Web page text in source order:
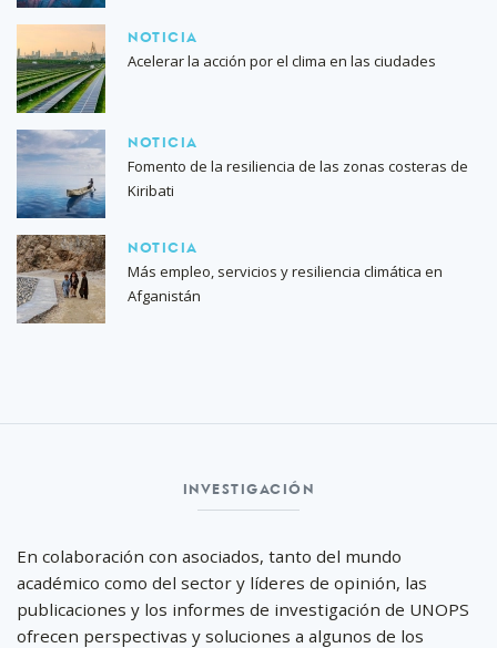
NOTICIA
Acelerar la acción por el clima en las ciudades
NOTICIA
Fomento de la resiliencia de las zonas costeras de
Kiribati
NOTICIA
Más empleo, servicios y resiliencia climática en
Afganistán
INVESTIGACI ÓN
En colaboración con asociados, tanto del mundo
académico como del sector y líderes de opinión, las
publicaciones y los informes de investigación de UNOPS
ofrecen perspectivas y soluciones a algunos de los